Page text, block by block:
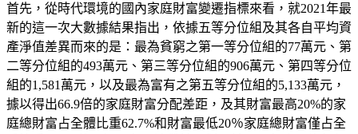
首先，從時代環境的國內家庭財富變遷指標來看，就2021年最
新的這一次大數據結果指出，依據五等分位組及其各自平均資
產淨值差異而來的是：最為貧窮之第一等分位組的77萬元、第
二等分位組的493萬元、第三等分位組的906萬元、第四等分位
組的1,581萬元，以及最為富有之第五等分位組的5,133萬元，
據以得出66.9倍的家庭財富分配差距，及其財富最高20%的家
庭總財富占全體比重62.7%和財富最低20％家庭總財富僅占全